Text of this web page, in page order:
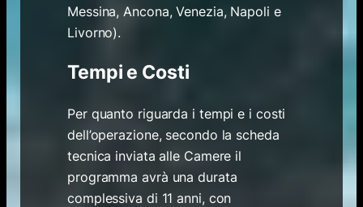
Messina, Ancona, Venezia, Napoli e
Livorno).
Tempi e Costi
Per quanto riguarda i tempi e i costi
dell’operazione, secondo la scheda
tecnica inviata alle Camere il
programma avrà una durata
complessiva di 11 anni, con